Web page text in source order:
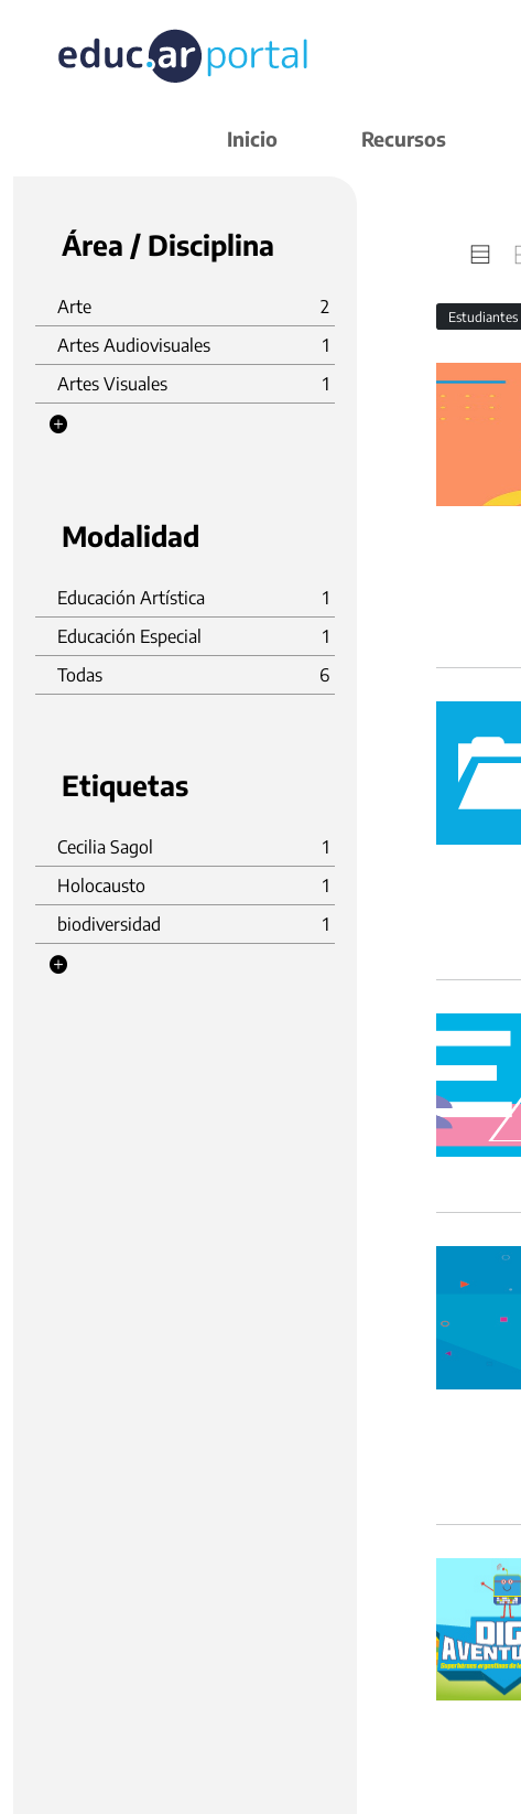
Inicio Recursos
Área / Disciplina
Arte
2
Artes Audiovisuales
1
Artes Visuales
1
Modalidad
Educación Artística
1
Educación Especial
1
Todas
6
Etiquetas
Cecilia Sagol
1
Holocausto
1
biodiversidad
1
Estudiantes